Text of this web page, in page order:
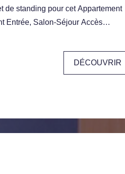
de standing pour cet Appartement
Entrée, Salon-Séjour Accès
2 Chambres, Salle de
DÉCOUVRIR